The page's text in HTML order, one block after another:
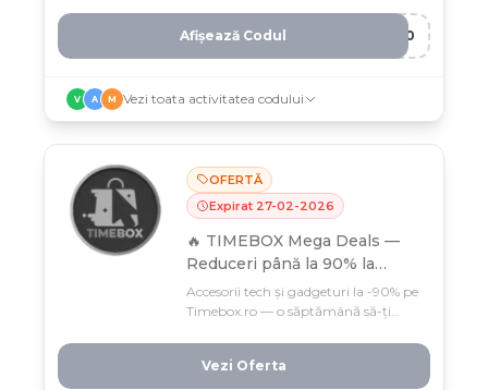
E10
Afișează Codul
V A M Vezi toata activitatea codului
OFERTĂ
Expirat 27-02-2026
🔥 TIMEBOX Mega Deals —
Reduceri până la 90% la
accesorii tech & gadgeturi 🚀
Accesorii tech și gadgeturi la -90% pe
Timebox.ro — o săptămână să-ți
retur gratuit, doar până pe 28
Vezi Oferta